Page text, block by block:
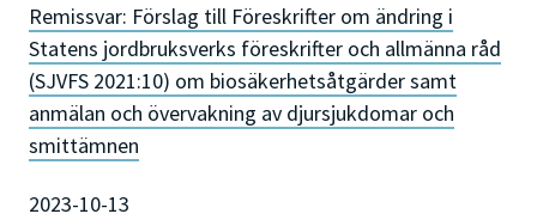
Remissvar: Förslag till Föreskrifter om ändring i
Statens jordbruksverks föreskrifter och allmänna råd
(SJVFS 2021:10) om biosäkerhetsåtgärder samt
anmälan och övervakning av djursjukdomar och
smittämnen
2023-10-13